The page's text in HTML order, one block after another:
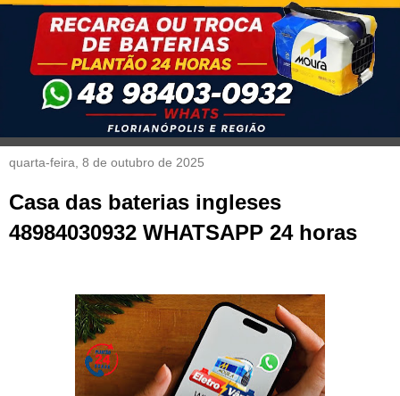
quarta-feira, 8 de outubro de 2025
Casa das baterias ingleses
48984030932 WHATSAPP 24 horas